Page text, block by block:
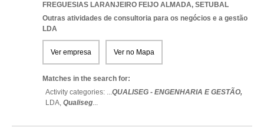
FREGUESIAS LARANJEIRO FEIJO ALMADA, SETUBAL
Outras atividades de consultoria para os negócios e a gestão
LDA
Ver empresa Ver no Mapa
Matches in the search for:
Activity categories: ...QUALISEG - ENGENHARIA E GESTÃO,
LDA, Qualiseg...